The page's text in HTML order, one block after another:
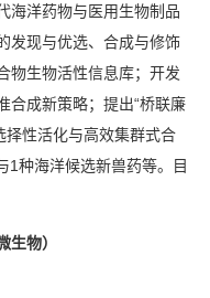
海洋药物与医用生物制品
发现与优选、合成与修饰
物生物活性信息库；开发
合成新策略；提出“桥联廉
择性活化与高效集群式合
1种海洋候选新兽药等。目
物）